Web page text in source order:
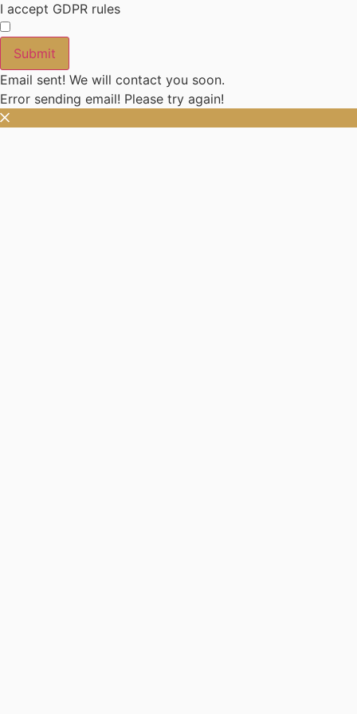
I accept GDPR rules
Submit
Email sent! We will contact you soon.
Error sending email! Please try again!